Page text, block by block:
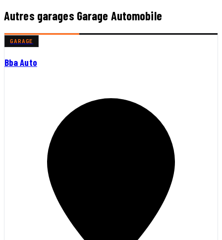
Autres garages Garage Automobile
GARAGE
Bba Auto